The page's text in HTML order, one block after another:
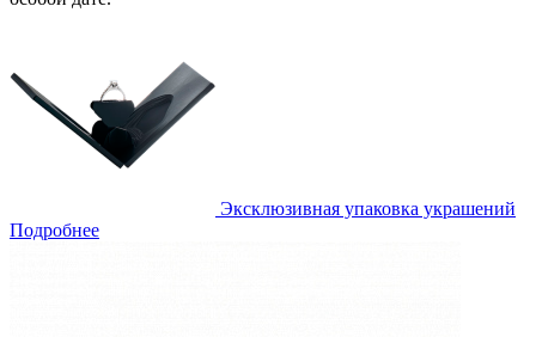
Эксклюзивная упаковка украшений
Подробнее